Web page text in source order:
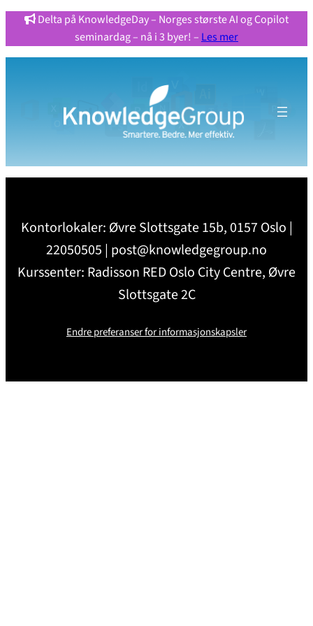
Delta på KnowledgeDay – Norges største AI og Copilot
seminardag – nå i 3 byer! – Les mer
Kontorlokaler: Øvre Slottsgate 15b, 0157 Oslo |
22050505 | post@knowledgegroup.no
Kurssenter: Radisson RED Oslo City Centre, Øvre
Slottsgate 2C
Endre preferanser for informasjonskapsler